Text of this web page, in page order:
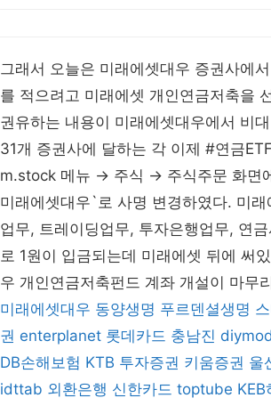
그래서 오늘은 미래에셋대우 증권사에
를 적으려고 미래에셋 개인연금저축
권유하는 내용이 미래에셋대우에서 비
31개 증권사에 달하는 각 이제 #연금
m.stock 메뉴 → 주식 → 주식주문 화면
미래에셋대우`로 사명 변경하였다. 미
업무, 트레이딩업무, 투자은행업무, 연
로 1원이 입금되는데 미래에셋 뒤에 써
우 개인연금저축펀드 계좌 개설이 마무
미래에셋대우 동양생명 푸르덴셜생명
권 enterplanet 롯데카드 충남진
DB손해보험 KTB 투자증권 키움증권 울
idttab 외환은행 신한카드 toptube KEB